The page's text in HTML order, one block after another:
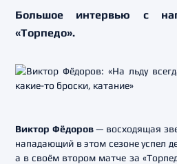
Большое интервью с
«Торпедо».
Виктор Фёдоров— восходящая
нападающий в этом сезоне успел
а в своём втором матче за